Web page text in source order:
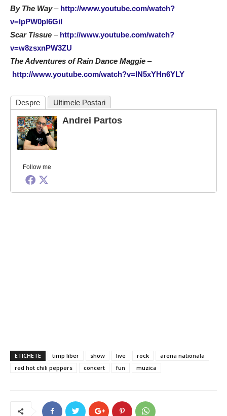
By The Way– http://www.youtube.com/watch?
v=lpPW0pl6GiI
Scar Tissue – http://www.youtube.com/watch?
v=w8zsxnPW3ZU
The Adventures of Rain Dance Maggie –
http://www.youtube.com/watch?v=lN5xYHn6YLY
Despre Ultimele Postari
Follow me
Andrei Partos
ETICHETE timp liber show live rock
arena nationala
red hot chili peppers
concert fun muzica